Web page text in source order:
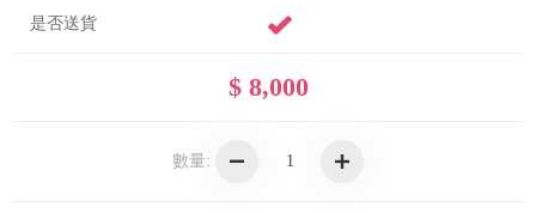
是否送貨
$ 8,000
數量: